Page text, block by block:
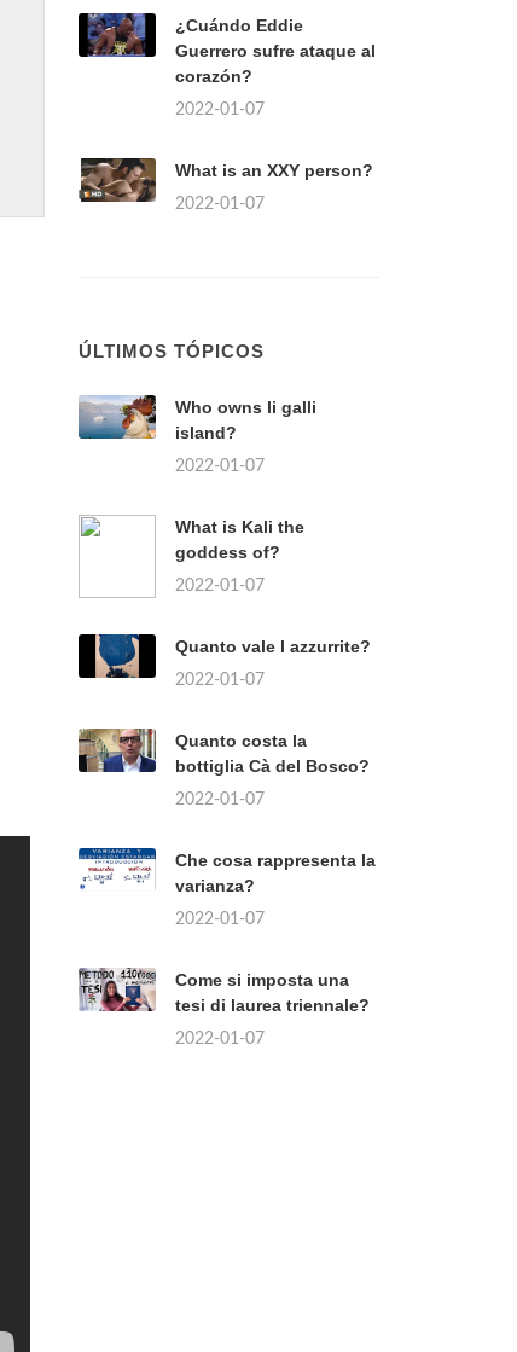
¿Cuándo Eddie
Guerrero sufre ataque al
corazón?
2022-01-07
What is an XXY person?
2022-01-07
ÚLTIMOS TÓPICOS
Who owns li galli
island?
2022-01-07
What is Kali the
goddess of?
2022-01-07
Quanto vale l azzurrite?
2022-01-07
Quanto costa la
bottiglia Cà del Bosco?
2022-01-07
Che cosa rappresenta la
varianza?
2022-01-07
Come si imposta una
tesi di laurea triennale?
2022-01-07